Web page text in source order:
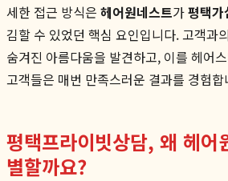
세한 접근 방식은 헤어원네스트가평택가
김할 수 있었던 핵심 요인입니다. 고객과
숨겨진 아름다움을 발견하고, 이를 헤어
고객들은 매번 만족스러운 결과를 경험합
평택프라이빗상담, 왜 헤어
별할까요?